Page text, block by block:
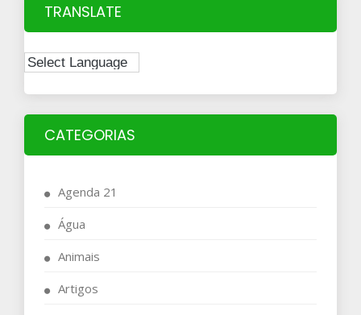
TRANSLATE
CATEGORIAS
Agenda 21
Água
Animais
Artigos